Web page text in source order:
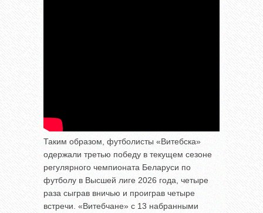
Таким образом, футболисты «Витебска»
одержали третью победу в текущем сезоне
регулярного чемпионата Беларуси по
футболу в Высшей лиге 2026 года, четыре
раза сыграв вничью и проиграв четыре
встречи. «Витебчане» с 13 набранными